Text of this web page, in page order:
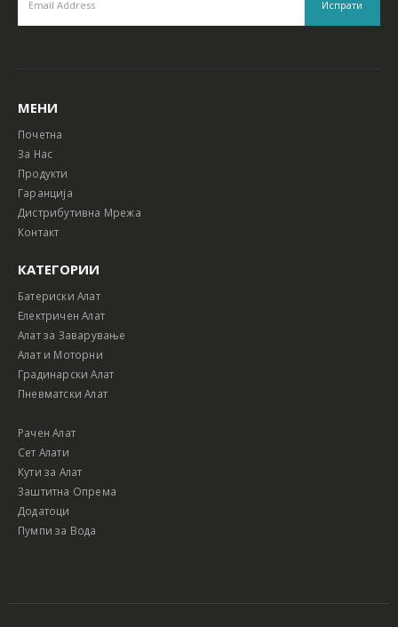
МЕНИ
Почетна
За Нас
Продукти
Гаранција
Дистрибутивна Мрежа
Контакт
КАТЕГОРИИ
Батериски Алат
Електричен Алат
Алат за Заварување
Алат и Моторни
Градинарски Алат
Пневматски Алат
Рачен Алат
Сет Алати
Кути за Алат
Заштитна Опрема
Додатоци
Пумпи за Вода